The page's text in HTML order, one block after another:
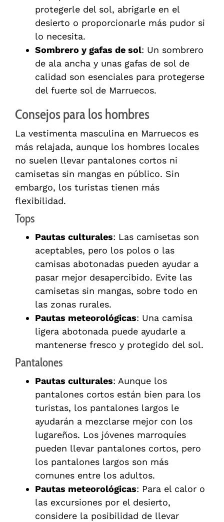
protegerle del sol, abrigarle en el
desierto o proporcionarle más pudor si
lo necesita.
Sombrero y gafas de sol: Un sombrero
de ala ancha y unas gafas de sol de
calidad son esenciales para protegerse
del fuerte sol de Marruecos.
Consejos para los hombres
La vestimenta masculina en Marruecos es
más relajada, aunque los hombres locales
no suelen llevar pantalones cortos ni
camisetas sin mangas en público. Sin
embargo, los turistas tienen más
flexibilidad.
Tops
Pautas culturales: Las camisetas son
aceptables, pero los polos o las
camisas abotonadas pueden ayudar a
pasar mejor desapercibido. Evite las
camisetas sin mangas, sobre todo en
las zonas rurales.
Pautas meteorológicas: Una camisa
ligera abotonada puede ayudarle a
mantenerse fresco y protegido del sol.
Pantalones
Pautas culturales: Aunque los
pantalones cortos están bien para los
turistas, los pantalones largos le
ayudarán a mezclarse mejor con los
lugareños. Los jóvenes marroquíes
pueden llevar pantalones cortos, pero
los pantalones largos son más
comunes entre los adultos.
Pautas meteorológicas: Para el calor o
las excursiones por el desierto,
considere la posibilidad de llevar